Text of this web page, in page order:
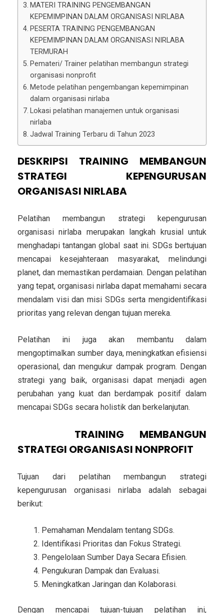
MATERI TRAINING PENGEMBANGAN
KEPEMIMPINAN DALAM ORGANISASI NIRLABA
PESERTA TRAINING PENGEMBANGAN
KEPEMIMPINAN DALAM ORGANISASI NIRLABA
TERMURAH
Pemateri/ Trainer pelatihan membangun strategi
organisasi nonprofit
Metode pelatihan pengembangan kepemimpinan
dalam organisasi nirlaba
Lokasi pelatihan manajemen untuk organisasi
nirlaba
Jadwal Training Terbaru di Tahun 2023
DESKRIPSI TRAINING MEMBANGUN
STRATEGI KEPENGURUSAN
ORGANISASI NIRLABA
Pelatihan membangun strategi kepengurusan
organisasi nirlaba merupakan langkah krusial untuk
menghadapi tantangan global saat ini. SDGs bertujuan
mencapai kesejahteraan masyarakat, melindungi
planet, dan memastikan perdamaian. Dengan pelatihan
yang tepat, organisasi nirlaba dapat memahami secara
mendalam visi dan misi SDGs serta mengidentifikasi
prioritas yang relevan dengan tujuan mereka.
Pelatihan ini juga akan membantu dalam
mengoptimalkan sumber daya, meningkatkan efisiensi
operasional, dan mengukur dampak program. Dengan
strategi yang baik, organisasi dapat menjadi agen
perubahan yang kuat dan berdampak positif dalam
mencapai SDGs secara holistik dan berkelanjutan.
TRAINING MEMBANGUN
STRATEGI ORGANISASI NONPROFIT
Tujuan dari pelatihan membangun strategi
kepengurusan organisasi nirlaba adalah sebagai
berikut:
Pemahaman Mendalam tentang SDGs.
Identifikasi Prioritas dan Fokus Strategi.
Pengelolaan Sumber Daya Secara Efisien.
Pengukuran Dampak dan Evaluasi.
Meningkatkan Jaringan dan Kolaborasi.
Dengan mencapai tujuan-tujuan pelatihan ini,